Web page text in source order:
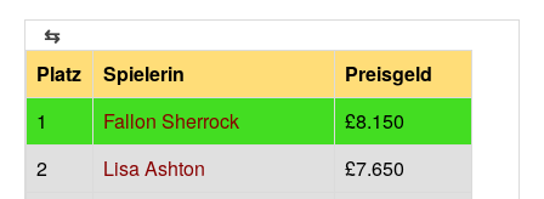
Platz Spielerin
Preisgeld
1
Fallon Sherrock
£8.150
2
Lisa Ashton
£7.650